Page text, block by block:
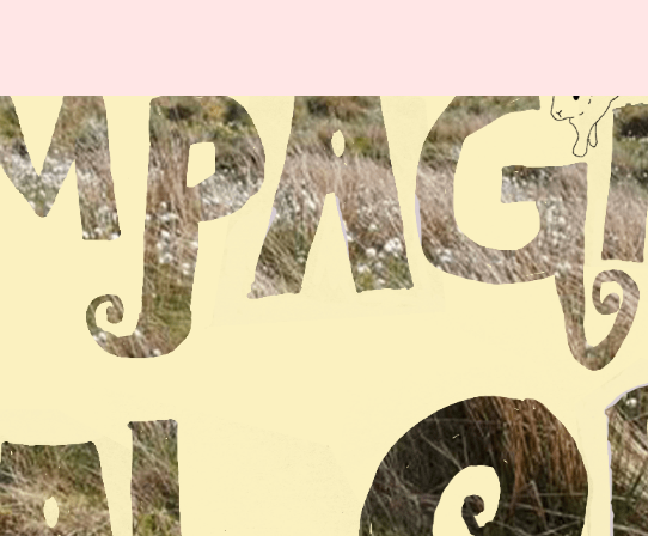
BESÖKARE
App
Gästkort
Mat & foodtrucks
Resa
skräpborg
Säkerhet &
trygghet
OM
VALBORG
Om valborg i
Uppsala
Samarbetspartner
LF Uppsala
Varannan Vatten